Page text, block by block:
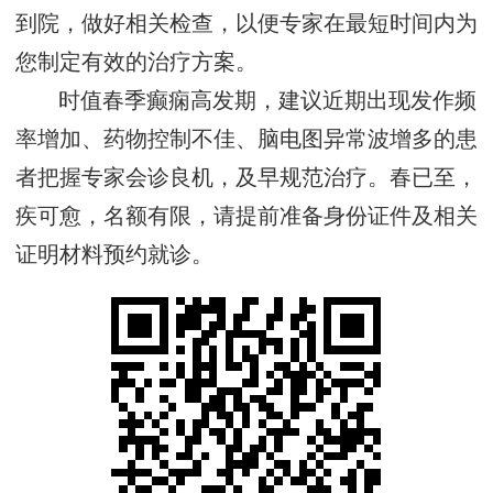
到院，做好相关检查，以便专家在最短时间内为
您制定有效的治疗方案。
时值春季癫痫高发期，建议近期出现发作频
率增加、药物控制不佳、脑电图异常波增多的患
者把握专家会诊良机，及早规范治疗。春已至，
疾可愈，名额有限，请提前准备身份证件及相关
证明材料预约就诊。